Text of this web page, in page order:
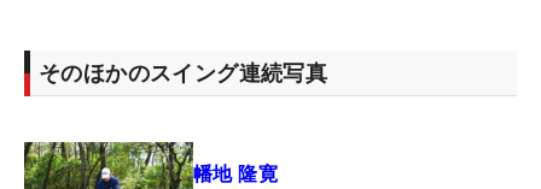
そのほかのスイング連続写真
幡地 隆寛